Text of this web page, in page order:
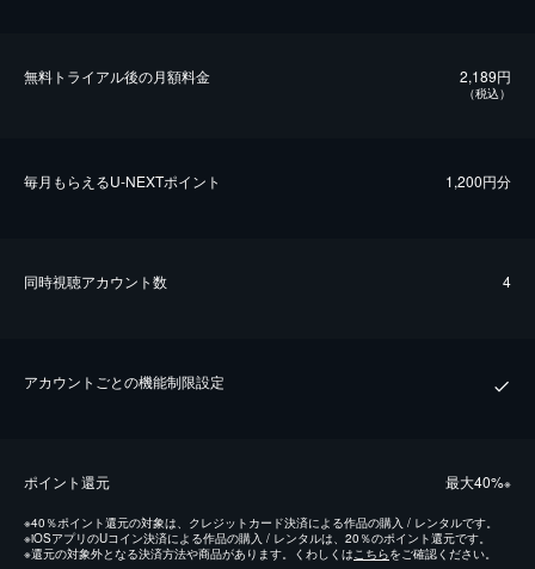
無料トライアル後の⽉額料金 2,189円
（税込）
毎⽉もらえるU-NEXTポイント 1,200円分
同時視聴アカウント数 4
アカウントごとの機能制限設定
ポイント還元 最⼤40%※
※40％ポイント還元の対象は、クレジットカード決済による作品の購入 / レンタルです。
※iOSアプリのUコイン決済による作品の購入 / レンタルは、20％のポイント還元です。
※還元の対象外となる決済方法や商品があります。くわしくは こちらをご確認ください。